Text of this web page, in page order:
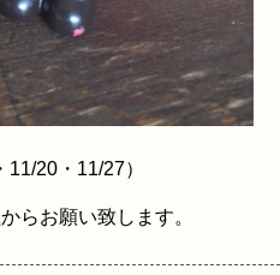
20・11/27）
からお願い致します。